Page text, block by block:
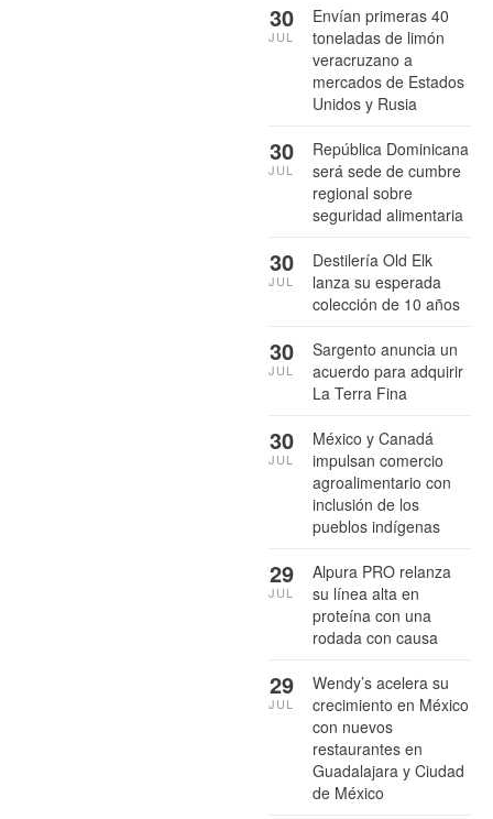
Envían primeras 40
toneladas de limón
veracruzano a
mercados de Estados
Unidos y Rusia
30
JUL
República Dominicana
será sede de cumbre
regional sobre
seguridad alimentaria
30
JUL
Destilería Old Elk
lanza su esperada
colección de 10 años
30
JUL
Sargento anuncia un
acuerdo para adquirir
La Terra Fina
30
JUL
México y Canadá
impulsan comercio
agroalimentario con
inclusión de los
pueblos indígenas
30
JUL
Alpura PRO relanza
su línea alta en
proteína con una
rodada con causa
29
JUL
Wendy’s acelera su
crecimiento en México
con nuevos
restaurantes en
Guadalajara y Ciudad
de México
29
JUL